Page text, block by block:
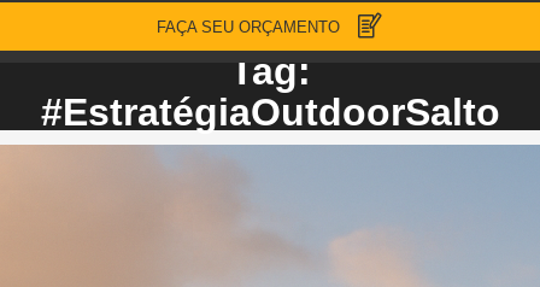
FAÇA SEU ORÇAMENTO
Tag:
#EstratégiaOutdoorSalto